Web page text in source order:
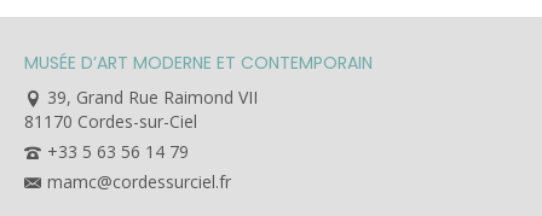
MUSÉE D’ART MODERNE ET CONTEMPORAIN
39, Grand Rue Raimond VII
81170 Cordes-sur-Ciel
+33 5 63 56 14 79
mamc@cordessurciel.fr